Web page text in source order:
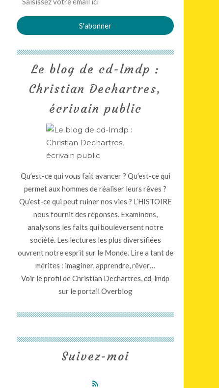
Le blog de cd-lmdp :
Christian Dechartres,
écrivain public
Qu’est-ce qui vous fait avancer ? Qu’est-ce qui
permet aux hommes de réaliser leurs rêves ?
Qu’est-ce qui peut ruiner nos vies ? L’HISTOIRE
nous fournit des réponses. Examinons,
analysons les faits qui bouleversent notre
société. Les lectures les plus diversifiées
ouvrent notre esprit sur le Monde. Lire a tant de
mérites : imaginer, apprendre, rêver…
Voir le profil deChristian Dechartres, cd-lmdp
sur le portail Overblog
Suivez-moi